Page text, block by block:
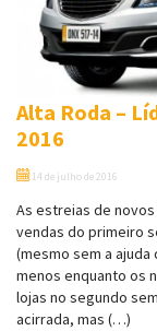
Alta Roda –
2016
14 de julho de 2016
As estreias de
vendas do primeiro
(mesmo sem a ajuda
menos enquanto os
lojas no segundo
acirrada, mas (…)